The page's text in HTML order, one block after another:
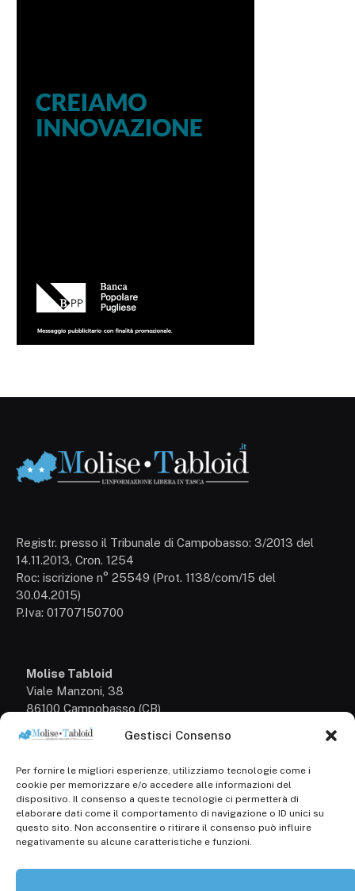
Gestisci Consenso
Per fornire le migliori esperienze, utilizziamo tecnologie come i
cookie per memorizzare e/o accedere alle informazioni del
dispositivo. Il consenso a queste tecnologie ci permetterà di
elaborare dati come il comportamento di navigazione o ID unici su
questo sito. Non acconsentire o ritirare il consenso può influire
negativamente su alcune caratteristiche e funzioni.
Registr. presso il Tribunale di Campobasso: 3/2013 del
14.11.2013, Cron. 1254
Roc: iscrizione n° 25549 (Prot. 1138/com/15 del
30.04.2015)
P.Iva: 01707150700
Molise Tabloid
Viale Manzoni, 38
86100 Campobasso (CB)
+39 3333169466
Scrivici a:
info@molisetabloid.it
commerciale@molisetabloid.it
Disclaimer